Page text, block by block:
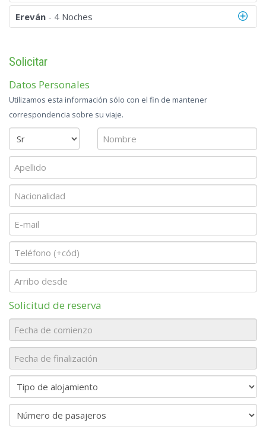
Ereván - 4 Noches
Solicitar
Datos Personales
Utilizamos esta información sólo con el fin de mantener
correspondencia sobre su viaje.
Solicitud de reserva